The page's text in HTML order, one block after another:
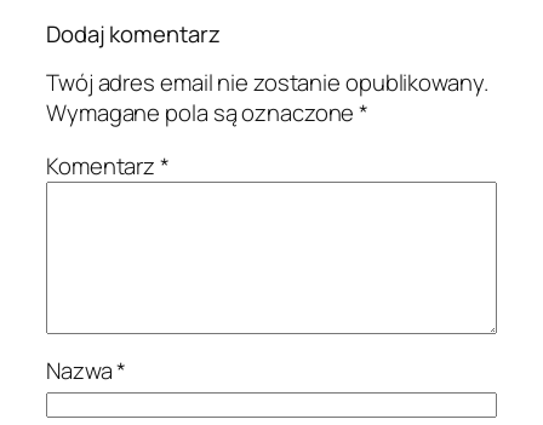
Dodaj komentarz
Twój adres email nie zostanie opublikowany.
Wymagane pola są oznaczone*
Komentarz*
Nazwa*